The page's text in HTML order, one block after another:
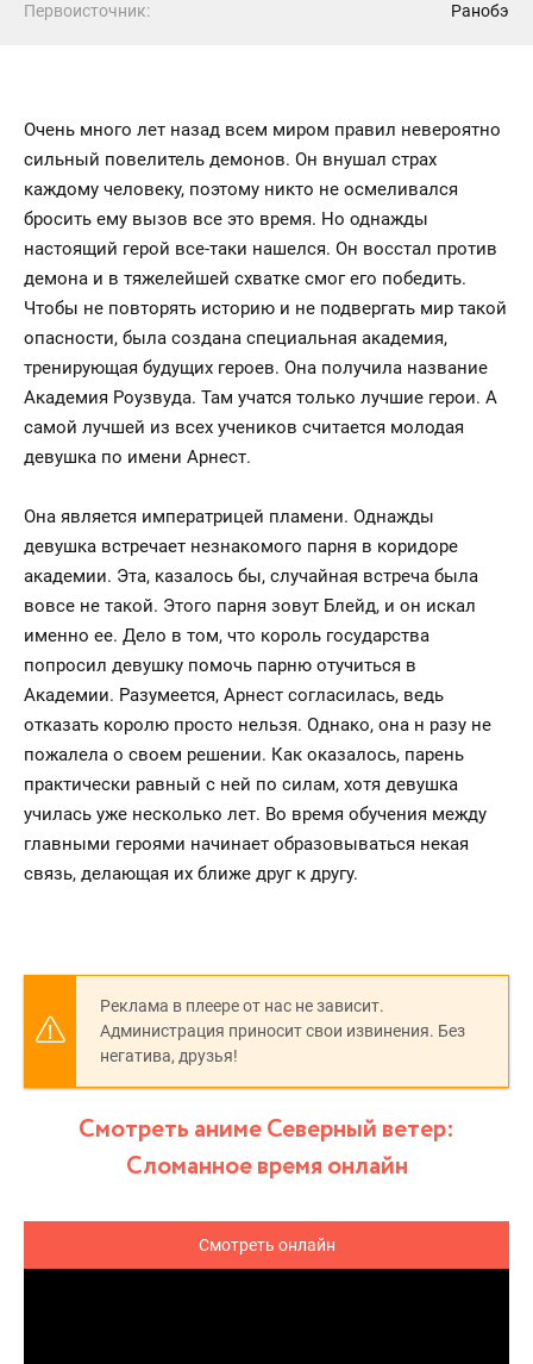
Первоисточник:
Ранобэ
Очень много лет назад всем миром правил невероятно
сильный повелитель демонов. Он внушал страх
каждому человеку, поэтому никто не осмеливался
бросить ему вызов все это время. Но однажды
настоящий герой все-таки нашелся. Он восстал против
демона и в тяжелейшей схватке смог его победить.
Чтобы не повторять историю и не подвергать мир такой
опасности, была создана специальная академия,
тренирующая будущих героев. Она получила название
Академия Роузвуда. Там учатся только лучшие герои. А
самой лучшей из всех учеников считается молодая
девушка по имени Арнест.
Она является императрицей пламени. Однажды
девушка встречает незнакомого парня в коридоре
академии. Эта, казалось бы, случайная встреча была
вовсе не такой. Этого парня зовут Блейд, и он искал
именно ее. Дело в том, что король государства
попросил девушку помочь парню отучиться в
Академии. Разумеется, Арнест согласилась, ведь
отказать королю просто нельзя. Однако, она н разу не
пожалела о своем решении. Как оказалось, парень
практически равный с ней по силам, хотя девушка
училась уже несколько лет. Во время обучения между
главными героями начинает образовываться некая
связь, делающая их ближе друг к другу.
Реклама в плеере от нас не зависит.
Администрация приносит свои извинения. Без
негатива, друзья!
Смотреть аниме Северный ветер:
Сломанное время онлайн
Смотреть онлайн